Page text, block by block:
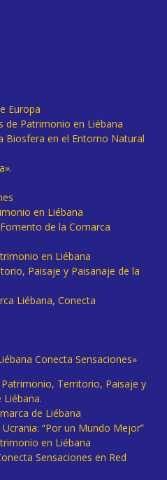
Europa
de Patrimonio en Liébana
Biosfera en el Entorno Natural
en Liébana
de la Comarca
en Liébana
Paisaje y Paisanaje de la
Liébana, Conecta
Conecta Sensaciones»
Territorio, Paisaje y
Liébana.
de Liébana
“Por un Mundo Mejor”
en Liébana
Sensaciones en Red